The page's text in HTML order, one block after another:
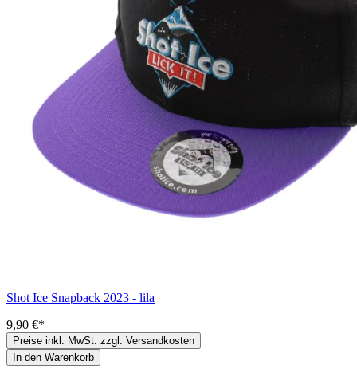
Shot Ice Snapback 2023 - lila
9,90 €*
Preise inkl. MwSt. zzgl. Versandkosten
In den Warenkorb